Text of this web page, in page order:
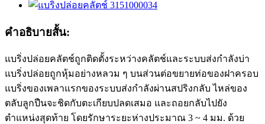
คำอธิบายสั้น:
แบริ่งปล่อยคลัตช์ถูกติดตั้งระหว่างคลัตช์และระบบส่งกำลังบ่า
แบริ่งปล่อยถูกหุ้มอย่างหลวม ๆ บนส่วนต่อขยายท่อของฝาครอบ
แบริ่งของเพลาแรกของระบบส่งกำลังผ่านสปริงกลับ ไหล่ของ
ตลับลูกปืนจะชิดกับตะเกียบปลดเสมอ และถอยกลับไปยัง
ตำแหน่งสุดท้าย โดยรักษาระยะห่างประมาณ 3 ~ 4 มม. ด้วย